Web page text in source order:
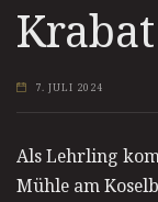
Krabat
7. JULI 2024
Als Lehrling
Mühle am